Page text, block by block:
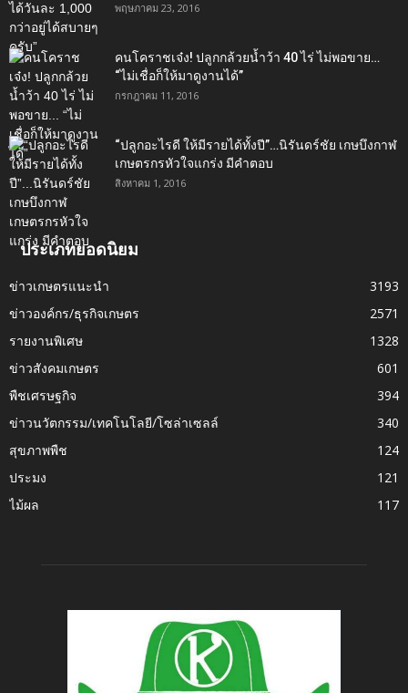
พฤษภาคม 23, 2016
คนโคราชเจ๋ง! ปลูกกล้วยน้ำว้า 40 ไร่ ไม่พอขาย…
“ไม่เชื่อก็ให้มาดูงานได้”‬
กรกฎาคม 11, 2016
“ปลูกอะไรดี ให้มีรายได้ทั้งปี”…นิรันดร์ชัย เกษบึงกาฬ
เกษตรกรหัวใจแกร่ง มีคำตอบ
สิงหาคม 1, 2016
ประเภทยอดนิยม
ข่าวเกษตรแนะนำ
3193
ข่าวองค์กร/ธุรกิจเกษตร
2571
รายงานพิเศษ
1328
ข่าวสังคมเกษตร
601
พืชเศรษฐกิจ
394
ข่าวนวัตกรรม/เทคโนโลยี/โซล่าเซลล์
340
สุขภาพพืช
124
ประมง
121
ไม้ผล
117